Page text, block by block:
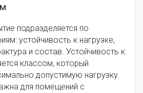
подразделяется по
устойчивость к нагрузке,
и состав. Устойчивость к
классом, который
допустимую нагрузку.
для помещений с